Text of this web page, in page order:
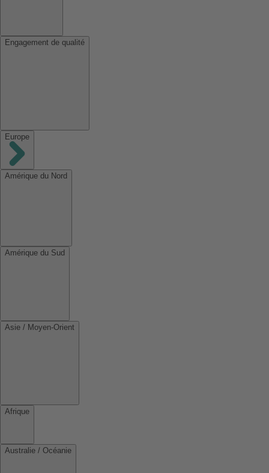
Engagement de qualité
Europe
Amérique du Nord
Amérique du Sud
Asie / Moyen-Orient
Afrique
Australie / Océanie